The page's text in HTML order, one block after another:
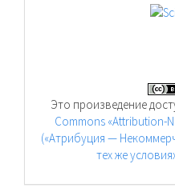
Это произведение
Commons «Attribution-
(«Атрибуция —
тех же